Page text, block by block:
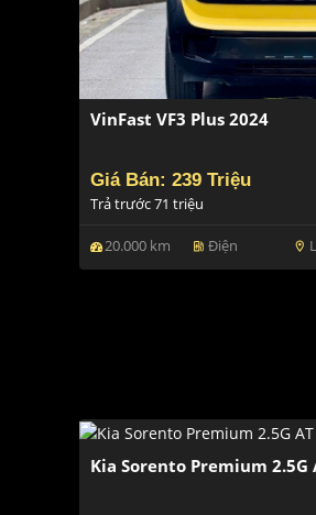
VinFast VF3 Plus 2024
Giá Bán: 239 Triệu
Trả trước 71 triệu
20.000 km ev_station Điện location_on
Kia Sorento Premium 2.5G